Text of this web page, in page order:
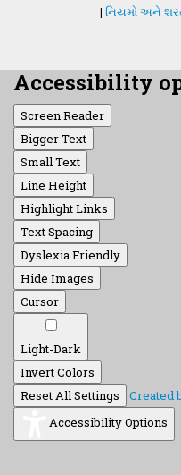
| નિયમો અને
Accessibility
Screen Reader
Bigger Text
Small Text
Line Height
Highlight Links
Text Spacing
Dyslexia Friendly
Hide Images
Cursor
Light-Dark
Invert Colors
Reset All Settings
Created
Accessibility Options